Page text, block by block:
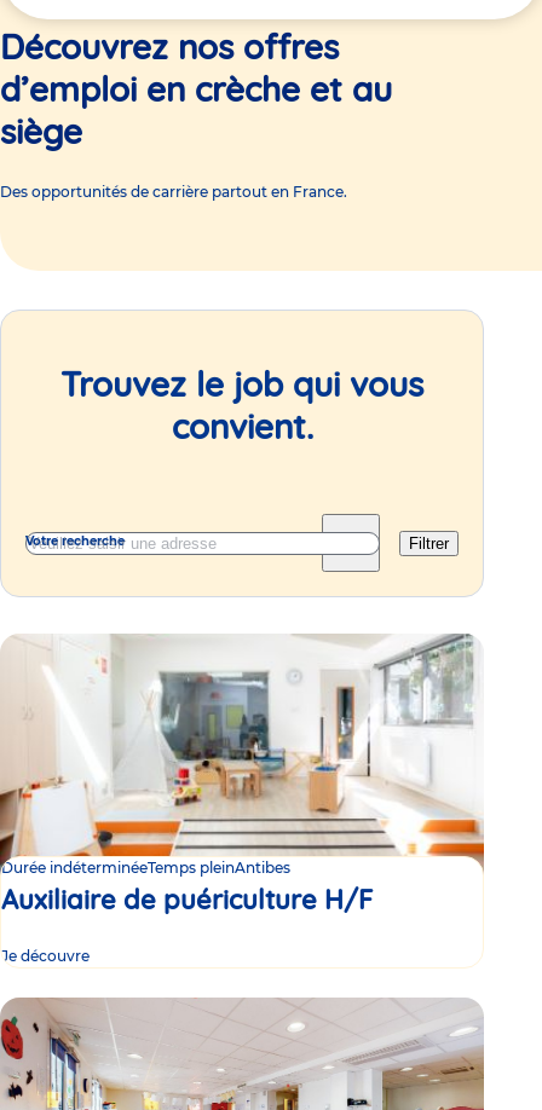
ici
Découvrez nos offres
d’emploi en crèche et au
siège
Des opportunités de carrière partout en France.
Trouvez le job qui vous
convient.
Votre recherche Filtrer
Durée indéterminéeTemps pleinAntibes
Auxiliaire de puériculture H/F
Je découvre